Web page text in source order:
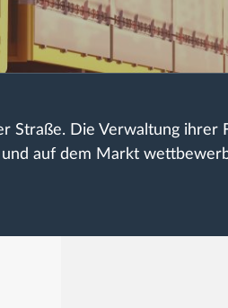
Straße. Die Verwaltung ihrer
auf dem Markt